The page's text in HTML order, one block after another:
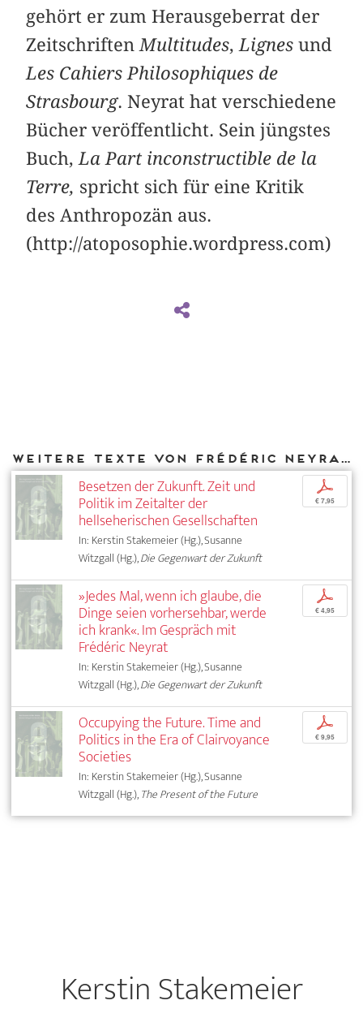
gehört er zum Herausgeberrat der
ZeitschriftenMultitudes,Lignes und
Les Cahiers Philosophiques de
Strasbourg. Neyrat hat verschiedene
Bücher veröffentlicht. Sein jüngstes
Buch, La Part inconstructible de la
Terre, spricht sich für eine Kritik
des Anthropozän aus.
(http://atoposophie.wordpress.com)
Weitere Texte von Frédéric Neyrat bei DIAPHANES
Besetzen der Zukunft. Zeit und
Politik im Zeitalter der
hellseherischen Gesellschaften
In: Kerstin Stakemeier (Hg.), Susanne
Witzgall (Hg.),Die Gegenwart der Zukunft
p
€ 7,95
»Jedes Mal, wenn ich glaube, die
Dinge seien vorhersehbar, werde
ich krank«. Im Gespräch mit
Frédéric Neyrat
In: Kerstin Stakemeier (Hg.), Susanne
Witzgall (Hg.),Die Gegenwart der Zukunft
p
€ 4,95
Occupying the Future. Time and
Politics in the Era of Clairvoyance
Societies
In: Kerstin Stakemeier (Hg.), Susanne
Witzgall (Hg.),The Present of the Future
p
€ 9,95
Kerstin Stakemeier